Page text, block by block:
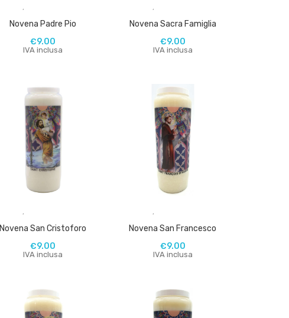
Novena Padre Pio
€9.00
IVA inclusa
Novena Sacra Famiglia
€9.00
IVA inclusa
,
Novena San Cristoforo
€9.00
IVA inclusa
,
Novena San Francesco
€9.00
IVA inclusa